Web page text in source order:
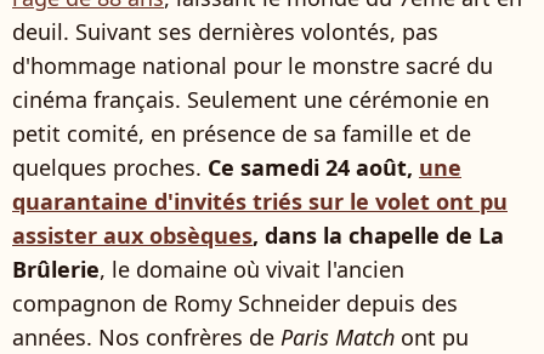
deuil. Suivant ses dernières volontés, pas
d'hommage national pour le monstre sacré du
cinéma français. Seulement une cérémonie en
petit comité, en présence de sa famille et de
quelques proches. Ce samedi 24 août, une
quarantaine d'invités triés sur le volet ont pu
assister aux obsèques, dans la chapelle de La
Brûlerie, le domaine où vivait l'ancien
compagnon de Romy Schneider depuis des
années. Nos confrères de Paris Match ont pu